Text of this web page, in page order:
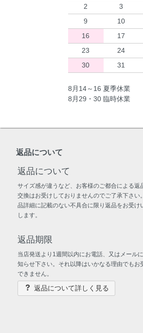
2
3
9
10
16
17
23
24
30
31
8月14～16 夏季休業
8月29・30 臨時休業
返品について
返品について
サイズ感が違うなど、お客様のご都合による返
交換はお受けしておりませんのでご了承下さい
品詳細に記載のない不具合に限り返品をお受け
します。
返品期限
当店発送より1週間以内にお電話、又はメール
知らせ下さい。それ以降はいかなる理由でもお
できません。
返品について詳しく見る